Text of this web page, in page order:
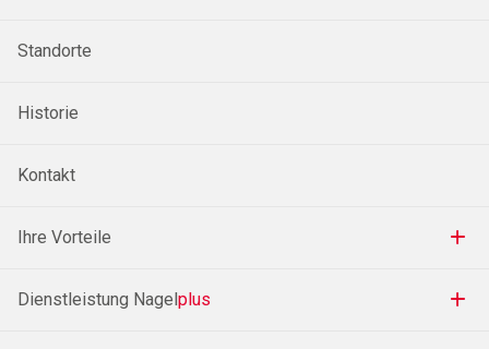
Standorte
Historie
Kontakt
Ihre Vorteile
Dienstleistung Nagelplus